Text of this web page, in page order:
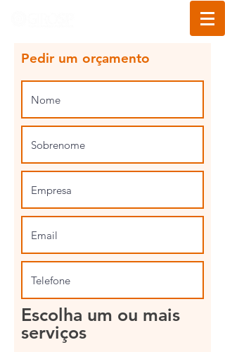
Pedir um orçamento
Escolha um ou mais
serviços